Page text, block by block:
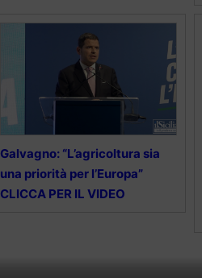
Galvagno: “L’agricoltura sia
una priorità per l’Europa”
CLICCA PER IL VIDEO